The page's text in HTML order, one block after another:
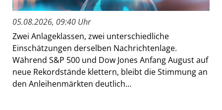
05.08.2026, 09:40 Uhr
Zwei Anlageklassen, zwei unterschiedliche
Einschätzungen derselben Nachrichtenlage.
Während S&P 500 und Dow Jones Anfang August auf
neue Rekordstände klettern, bleibt die Stimmung an
den Anleihenmärkten deutlich...